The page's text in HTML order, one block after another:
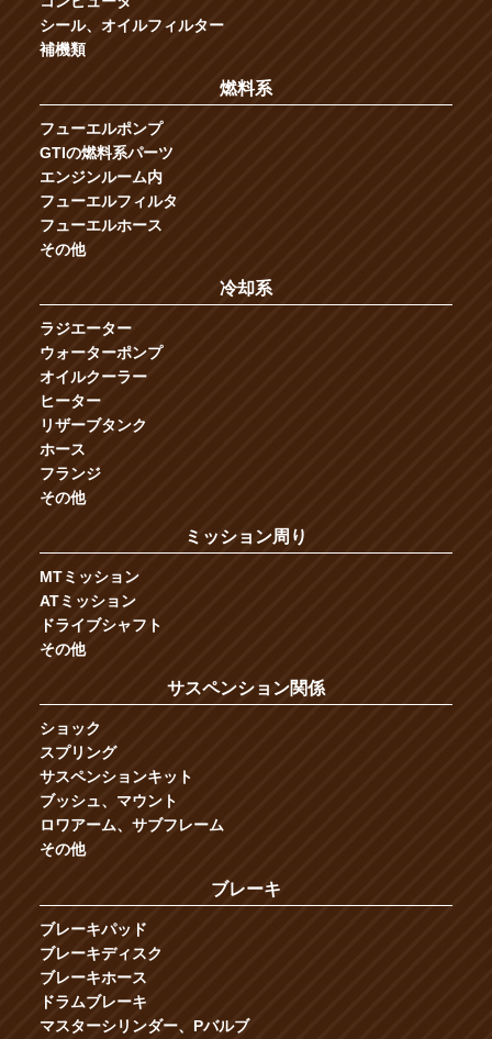
シール、オイルフィルター
補機類
燃料系
フューエルポンプ
GTIの燃料系パーツ
エンジンルーム内
フューエルフィルタ
フューエルホース
その他
冷却系
ラジエーター
ウォーターポンプ
オイルクーラー
ヒーター
リザーブタンク
ホース
フランジ
その他
ミッション周り
MTミッション
ATミッション
ドライブシャフト
その他
サスペンション関係
ショック
スプリング
サスペンションキット
ブッシュ、マウント
ロワアーム、サブフレーム
その他
ブレーキ
ブレーキパッド
ブレーキディスク
ブレーキホース
ドラムブレーキ
マスターシリンダー、Pバルブ